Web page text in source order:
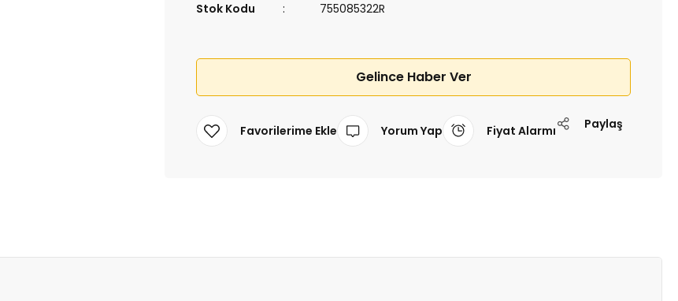
Stok Kodu 755085322R
Gelince Haber Ver
Yorum Yap Fiyat Alarmı Paylaş